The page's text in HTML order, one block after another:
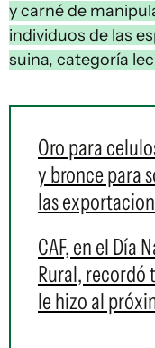
y carné de
individuos de las
suina, categoría
Oro para
y bronce para
las
CAF, en el Día
Rural, recordó
le hizo al